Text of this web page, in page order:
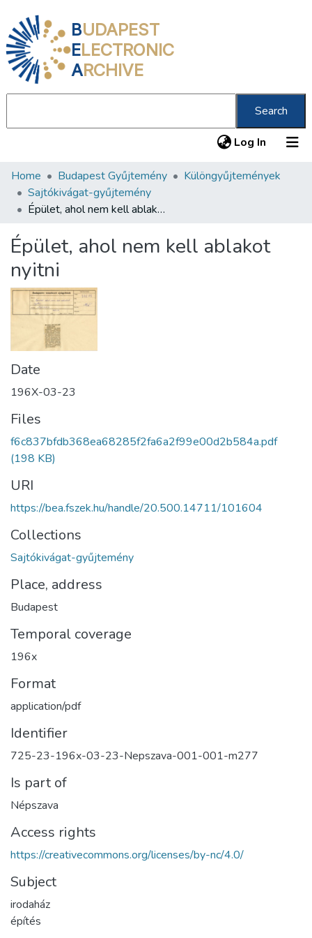
BUDAPEST
ELECTRONIC
ARCHIVE
Search
Log In (current)
Communities & Collections
All of DSpace
Statistics
About us
Home Budapest Gyűjtemény
Különgyűjtemények
Sajtókivágat-gyűjtemény
Épület, ahol nem kell ablakot nyitni
Épület, ahol nem kell ablakot
nyitni
Date
196X-03-23
Files
f6c837bfdb368ea68285f2fa6a2f99e00d2b584a.pdf
(198 KB)
URI
https://bea.fszek.hu/handle/20.500.14711/101604
Collections
Sajtókivágat-gyűjtemény
Place, address
Budapest
Temporal coverage
196x
Format
application/pdf
Identifier
725-23-196x-03-23-Nepszava-001-001-m277
Is part of
Népszava
Access rights
https://creativecommons.org/licenses/by-nc/4.0/
Subject
irodaház
építés